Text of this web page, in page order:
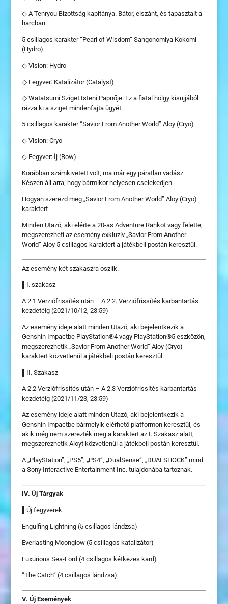
◇ A Tenryou Bizottság kapitánya. Bátor, elszánt, és tapasztalt a
harcban.
5 csillagos karakter “Pearl of Wisdom” Sangonomiya Kokomi
(Hydro)
◇ Vision: Hydro
◇ Fegyver: Katalizátor (Catalyst)
◇ Watatsumi Sziget Isteni Papnője. Ez a fiatal hölgy kisujjából
rázza ki a sziget mindenfajta ügyét.
5 csillagos karakter “Savior From Another World” Aloy (Cryo)
◇ Vision: Cryo
◇ Fegyver: Íj (Bow)
Korábban számkivetett volt, ma már egy páratlan vadász.
Készen áll arra, hogy bármikor helyesen cselekedjen.
Hogyan szerezd meg „Savior From Another World” Aloy (Cryo)
karaktert
Minden Utazó, aki elérte a 20-as Adventure Rankot vagy felette,
megszerezheti az esemény exkluzív „Savior From Another
World” Aloy 5 csillagos karaktert a játékbeli postán keresztül.
Az esemény két szakaszra oszlik.
▌I. szakasz
A 2.1 Verziófrissítés után – A 2.2. Verziófrissítés karbantartás
kezdetéig (2021/10/12, 23:59)
Az esemény ideje alatt minden Utazó, aki bejelentkezik a
Genshin Impactbe PlayStation®4 vagy PlayStation®5 eszközön,
megszerezhetik „Savior From Another World” Aloy (Cryo)
karaktert közvetlenül a játékbeli postán keresztül.
▌II. Szakasz
A 2.2 Verziófrissítés után – A 2.3 Verziófrissítés karbantartás
kezdetéig (2021/11/23, 23:59)
Az esemény ideje alatt minden Utazó, aki bejelentkezik a
Genshin Impactbe bármelyik elérhető platformon keresztül, és
akik még nem szerezték meg a karaktert az I. Szakasz alatt,
megszerezhetik Aloyt közvetlenül a játékbeli postán keresztül.
A „PlayStation”, „PS5”, „PS4”, „DualSense”, „DUALSHOCK” mind
a Sony Interactive Entertainment Inc. tulajdonába tartoznak.
IV. Új Tárgyak
▌Új fegyverek
Engulfing Lightning (5 csillagos lándzsa)
Everlasting Moonglow (5 csillagos katalizátor)
Luxurious Sea-Lord (4 csillagos kétkezes kard)
“The Catch” (4 csillagos lándzsa)
V. Új Események